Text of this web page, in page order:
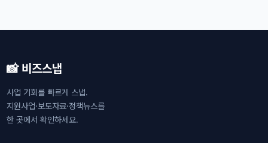
📸 비즈스냅
사업 기회를 빠르게 스냅.
지원사업·보도자료·정책뉴스를
한 곳에서 확인하세요.